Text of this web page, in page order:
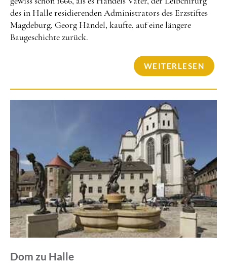
des in Halle residierenden Administrators des Erzstiftes
Magdeburg, Georg Händel, kaufte, auf eine längere
Baugeschichte zurück.
WEITERLESEN
Dom zu Halle